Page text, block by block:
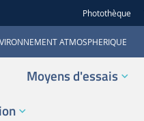
Photothèque
ATMOSPHERIQUE
Moyens d'essais